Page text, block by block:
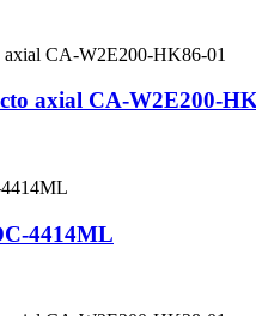
axial CA-W2E200-
4414ML